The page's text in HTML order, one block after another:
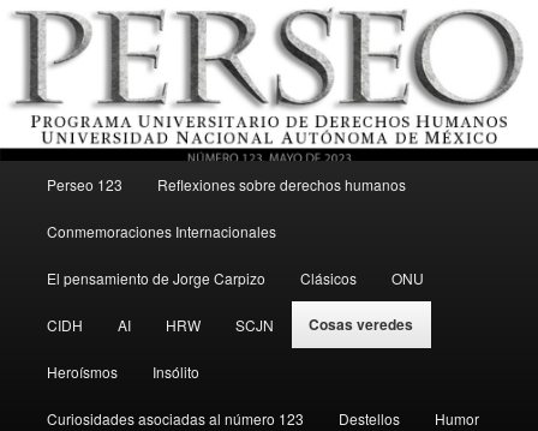
Perseo – PUDH UNAM
Ir al contenido secundario
Perseo 123 Reflexiones sobre derechos humanos
Conmemoraciones Internacionales
El pensamiento de Jorge Carpizo Clásicos ONU
CIDH AI HRW SCJN Cosas veredes
Heroísmos Insólito
Curiosidades asociadas al número 123 Destellos Humor